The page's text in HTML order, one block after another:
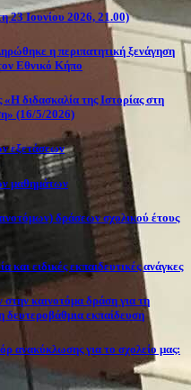
23 Ιουνίου 2026, 21.00)
η περιπατητική ξενάγηση
Εθνικό Κήπο
διδασκαλία της Ιστορίας στη
(16/5/2026)
εξετάσεων
μαθημάτων
δράσεων σχολικού έτους
ειδικές εκπαιδευτικές ανάγκες
καινοτόμα δράση για τη
δευτεροβάθμια εκπαίδευση
ανακύκλωσης για το σχολείο μας: